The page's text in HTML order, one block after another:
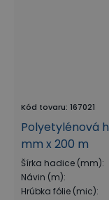
Kód tovaru: 167021
Polyetylénová
mm x 200 m
Šírka hadice (mm):
Návin (m):
Hrúbka fólie (mic):